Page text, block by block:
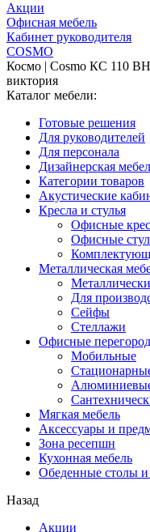
Акции
Офисная мебель
Кабинет руководителя
COSMO
Космо | Cosmo КС 110 ВН
виктория
Каталог мебели:
Готовые решения
Для руководителей
Для персонала
Дизайнерская
Категории товаров
Акустические
Кресла и стулья
Офисные
Офисные
Металлическая
Для
Сейфы
Стеллажи
Офисные
Мобильные
Мягкая мебель
Аксессуары и
Зона ресепшн
Кухонная мебель
Обеденные столы и
Назад
Акции